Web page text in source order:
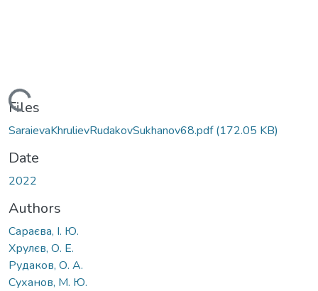
Loading...
Files
SaraievaKhrulievRudakovSukhanov68.pdf(172.05 KB)
Date
2022
Authors
Сараєва, І. Ю.
Хрулєв, О. Е.
Рудаков, О. А.
Суханов, М. Ю.